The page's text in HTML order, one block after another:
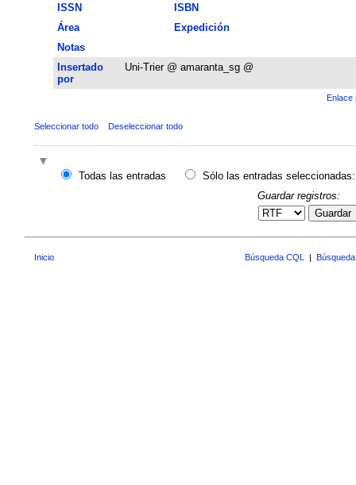
ISSN
ISBN
Área
Expedición
Notas
Insertado
por
Uni-Trier @ amaranta_sg @
Enlace
Seleccionar todo Deseleccionar todo
Todas las entradas
Sólo las entradas seleccionadas:
Guardar registros:
Guardar
Inicio Búsqueda CQL